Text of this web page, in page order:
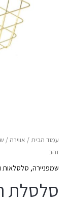
עמוד הבית/ אווירה /
זהב
שמפניירה, סלסלאות
סלסלת